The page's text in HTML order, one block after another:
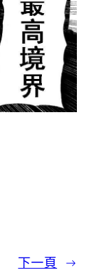
下一頁 →